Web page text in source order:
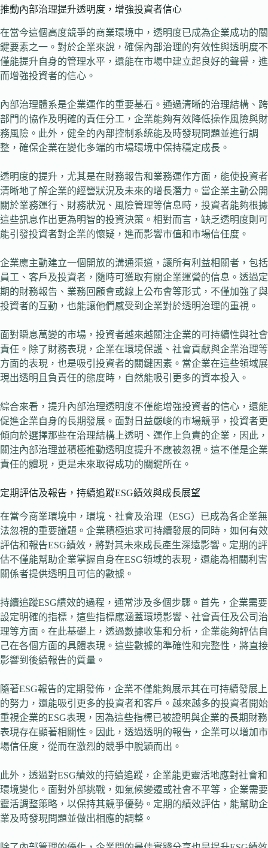
推動內部治理提升透明度，增強投資者信心
在當今這個高度競爭的商業環境中，透明度已成為企業成功的關
鍵要素之一。對於企業來說，確保內部治理的有效性與透明度不
僅能提升自身的管理水平，還能在市場中建立起良好的聲譽，進
而增強投資者的信心。
內部治理體系是企業運作的重要基石。通過清晰的治理結構、跨
部門的協作及明確的責任分工，企業能夠有效降低操作風險與財
務風險。此外，健全的內部控制系統能及時發現問題並進行調
整，確保企業在變化多端的市場環境中保持穩定成長。
透明度的提升，尤其是在財務報告和業務運作方面，能使投資者
清晰地了解企業的經營狀況及未來的增長潛力。當企業主動公開
關於業務運行、財務狀況、風險管理等信息時，投資者能夠根據
這些訊息作出更為明智的投資決策。相對而言，缺乏透明度則可
能引發投資者對企業的懷疑，進而影響市值和市場信任度。
企業應主動建立一個開放的溝通渠道，讓所有利益相關者，包括
員工、客戶及投資者，隨時可獲取有關企業運營的信息。透過定
期的財務報告、業務回顧會或線上公布會等形式，不僅加強了與
投資者的互動，也能讓他們感受到企業對於透明治理的重視。
面對瞬息萬變的市場，投資者越來越關注企業的可持續性與社會
責任。除了財務表現，企業在環境保護、社會貢獻與企業治理等
方面的表現，也是吸引投資者的關鍵因素。當企業在這些領域展
現出透明且負責任的態度時，自然能吸引更多的資本投入。
綜合來看，提升內部治理透明度不僅能增強投資者的信心，還能
促進企業自身的長期發展。面對日益嚴峻的市場競爭，投資者更
傾向於選擇那些在治理結構上透明、運作上負責的企業，因此，
關注內部治理並積極推動透明度提升不應被忽視。這不僅是企業
責任的體現，更是未來取得成功的關鍵所在。
定期評估及報告，持續追蹤ESG績效與成長展望
在當今商業環境中，環境、社會及治理（ESG）已成為各企業無
法忽視的重要議題。企業積極追求可持續發展的同時，如何有效
評估和報告ESG績效，將對其未來成長產生深遠影響。定期的評
估不僅能幫助企業掌握自身在ESG領域的表現，還能為相關利害
關係者提供透明且可信的數據。
持續追蹤ESG績效的過程，通常涉及多個步驟。首先，企業需要
設定明確的指標，這些指標應涵蓋環境影響、社會責任及公司治
理等方面。在此基礎上，透過數據收集和分析，企業能夠評估自
己在各個方面的具體表現。這些數據的準確性和完整性，將直接
影響到後續報告的質量。
隨著ESG報告的定期發佈，企業不僅能夠展示其在可持續發展上
的努力，還能吸引更多的投資者和客戶。越來越多的投資者開始
重視企業的ESG表現，因為這些指標已被證明與企業的長期財務
表現存在顯著相關性。因此，透過透明的報告，企業可以增加市
場信任度，從而在激烈的競爭中脫穎而出。
此外，透過對ESG績效的持續追蹤，企業能更靈活地應對社會和
環境變化。面對外部挑戰，如氣候變遷或社會不平等，企業需要
靈活調整策略，以保持其競爭優勢。定期的績效評估，能幫助企
業及時發現問題並做出相應的調整。